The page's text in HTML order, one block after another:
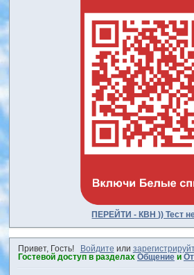
ПЕРЕЙТИ - КВН )) Тест
Привет, Гость! Войдите или
Гостевой доступ в разделах Общениеи